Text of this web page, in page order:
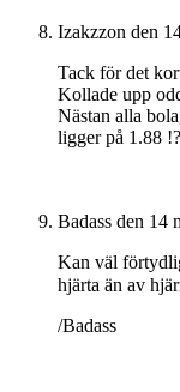
Izakzzon den
Tack för det
Kollade upp
Nästan alla
ligger på 1.88
Badass den 14
Kan väl
hjärta än av
/Badass